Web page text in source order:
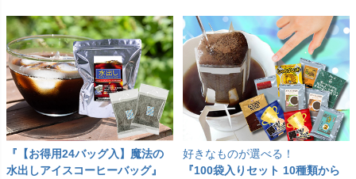
『【お得用24バッグ入】魔法の
水出しアイスコーヒーバッグ』
好きなものが選べる！
『100袋入りセット 10種類から